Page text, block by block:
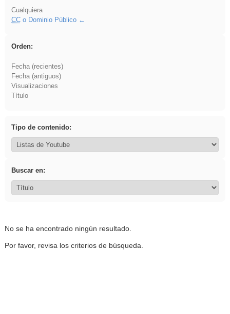
Cualquiera
CCo Dominio Público
Orden:
Fecha (recientes)
Fecha (antiguos)
Visualizaciones
Título
Tipo de contenido:
Buscar en:
No se ha encontrado ningún resultado.
Por favor, revisa los criterios de búsqueda.